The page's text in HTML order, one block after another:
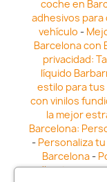
coche en
adhesivos para
vehículo -
Barcelona con
privacidad:
líquido
estilo para
con vinilos
la mejor
Barcelona:
- Personaliza
Barcelona-
adhesivos